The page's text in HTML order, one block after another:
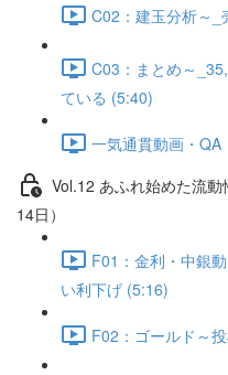
C02：建玉分析～
C03：まとめ～
ている (5:40)
一気通貫動画・
Vol.12 あふれ始めた流
14日）
F01：金利・中銀
い利下げ (5:16)
F02：ゴールド～